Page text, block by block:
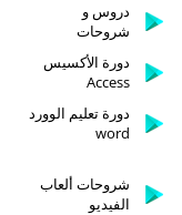
دروس و
شروحات
دورة الأكسيس
Access
دورة تعليم الوورد
word
شروحات ألعاب
الفيديو